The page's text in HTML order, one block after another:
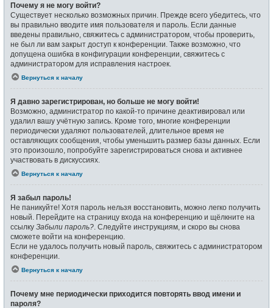
Почему я не могу войти?
Существует несколько возможных причин. Прежде всего убедитесь, что
вы правильно вводите имя пользователя и пароль. Если данные
введены правильно, свяжитесь с администратором, чтобы проверить,
не был ли вам закрыт доступ к конференции. Также возможно, что
допущена ошибка в конфигурации конференции, свяжитесь с
администратором для исправления настроек.
Вернуться к началу
Я давно зарегистрирован, но больше не могу войти!
Возможно, администратор по какой-то причине деактивировал или
удалил вашу учётную запись. Кроме того, многие конференции
периодически удаляют пользователей, длительное время не
оставляющих сообщения, чтобы уменьшить размер базы данных. Если
это произошло, попробуйте зарегистрироваться снова и активнее
участвовать в дискуссиях.
Вернуться к началу
Я забыл пароль!
Не паникуйте! Хотя пароль нельзя восстановить, можно легко получить
новый. Перейдите на страницу входа на конференцию и щёлкните на
ссылку Забыли пароль? . Следуйте инструкциям, и скоро вы снова
сможете войти на конференцию.
Если не удалось получить новый пароль, свяжитесь с администратором
конференции.
Вернуться к началу
Почему мне периодически приходится повторять ввод имени и
пароля?